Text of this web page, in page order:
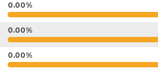
0.00%
0.00%
0.00%